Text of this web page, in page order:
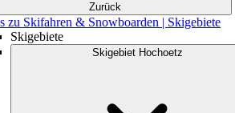
Zurück
zu Skifahren & Snowboarden | Skigebiete
Skigebiete
Skigebiet Hochoetz